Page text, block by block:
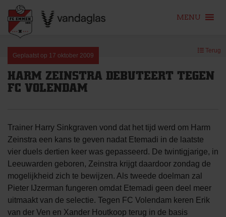
content
MENU
Geplaatst op 17 oktober 2009
Terug
HARM ZEINSTRA DEBUTEERT TEGEN
FC VOLENDAM
Trainer Harry Sinkgraven vond dat het tijd werd om Harm
Zeinstra een kans te geven nadat Etemadi in de laatste
vier duels dertien keer was gepasseerd. De twintigjarige, in
Leeuwarden geboren, Zeinstra krijgt daardoor zondag de
mogelijkheid zich te bewijzen. Als tweede doelman zal
Pieter IJzerman fungeren omdat Etemadi geen deel meer
uitmaakt van de selectie. Tegen FC Volendam keren Erik
van der Ven en Xander Houtkoop terug in de basis